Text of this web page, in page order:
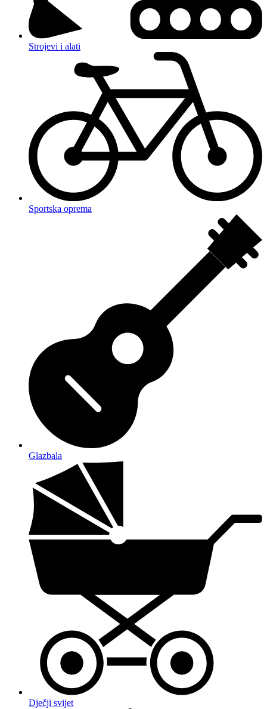
Strojevi i alati
Sportska oprema
Glazbala
Dječji svijet